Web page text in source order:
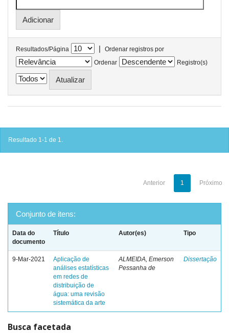
Resultados/Página |
Ordenar registros por
Ordenar
Registro(s)
Resultado 1-1 de 1.
Anterior 1 Próximo
Conjunto de itens:
Data do
documento
Título Autor(es) Tipo
9-Mar-2021
Aplicação de
análises estatísticas
em redes de
distribuição de
água: uma revisão
sistemática da arte
ALMEIDA, Emerson
Pessanha de
Dissertação
Busca facetada